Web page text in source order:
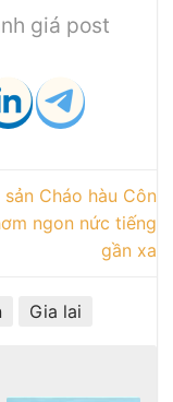
giá post
Cháo hàu Côn
ngon nức tiếng
gần xa
Gia lai